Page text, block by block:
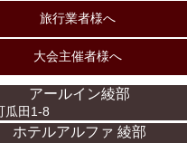
旅行業者様へ
大会主催者様へ
アールイン綾部
瓜田1-8
ホテルアルファ 綾部